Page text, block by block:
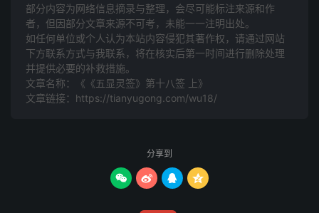
看花归去从容立
从容看花，虽极闲之事，亦有美意
两袖明朝尚有香
必得其好，即看花小事尚得其香，是万事皆吉利之象
部分内容为网络信息摘录与整理，会尽可能标注来源和作
者，但因部分文章来源不可考，未能一一注明出处。
如任何单位或个人认为本站内容侵犯其著作权，请通过网站
下方联系方式与我联系​​，将在核实后第一时间进行删除处理
并提供必要的补救措施。
文章名称：《《五显灵签》第十八签 上》
文章链接： https://tianyugong.com/wu18/
分享到
   